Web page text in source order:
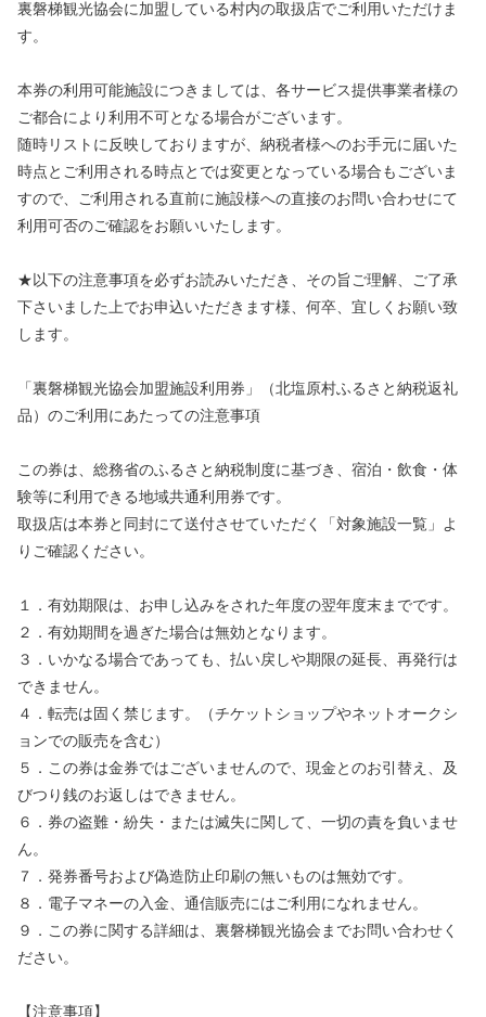
裏磐梯観光協会に加盟している村内の取扱店でご利用いただけま
す。
本券の利用可能施設につきましては、各サービス提供事業者様の
ご都合により利用不可となる場合がございます。
随時リストに反映しておりますが、納税者様へのお手元に届いた
時点とご利用される時点とでは変更となっている場合もございま
すので、ご利用される直前に施設様への直接のお問い合わせにて
利用可否のご確認をお願いいたします。
★以下の注意事項を必ずお読みいただき、その旨ご理解、ご了承
下さいました上でお申込いただきます様、何卒、宜しくお願い致
します。
「裏磐梯観光協会加盟施設利用券」（北塩原村ふるさと納税返礼
品）のご利用にあたっての注意事項
この券は、総務省のふるさと納税制度に基づき、宿泊・飲食・体
験等に利用できる地域共通利用券です。
取扱店は本券と同封にて送付させていただく「対象施設一覧」よ
りご確認ください。
１．有効期限は、お申し込みをされた年度の翌年度末までです。
２．有効期間を過ぎた場合は無効となります。
３．いかなる場合であっても、払い戻しや期限の延長、再発行は
できません。
４．転売は固く禁じます。（チケットショップやネットオークシ
ョンでの販売を含む）
５．この券は金券ではございませんので、現金とのお引替え、及
びつり銭のお返しはできません。
６．券の盗難・紛失・または滅失に関して、一切の責を負いませ
ん。
７．発券番号および偽造防止印刷の無いものは無効です。
８．電子マネーの入金、通信販売にはご利用になれません。
９．この券に関する詳細は、裏磐梯観光協会までお問い合わせく
ださい。
【注意事項】